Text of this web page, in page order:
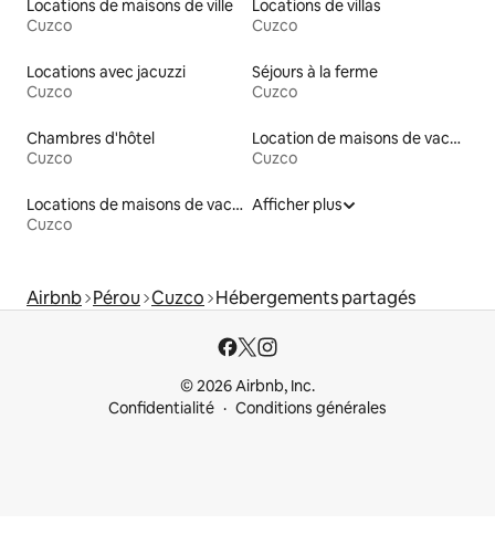
Locations de maisons de ville
Cuzco
Locations de villas
Cuzco
Locations avec jacuzzi
Cuzco
Séjours à la ferme
Cuzco
Chambres d'hôtel
Cuzco
Location de maisons de vacances
Cuzco
Locations de maisons de vacances
Cuzco
Afficher plus
Airbnb Pérou Cuzco Hébergements partagés
© 2026 Airbnb, Inc.
Confidentialité
Conditions générales